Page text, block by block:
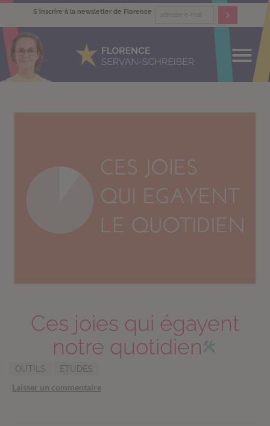
S'inscrire à la newsletter de Florence
Ces joies qui égayent
notre quotidien
OUTILS ETUDES
Laisser un commentaire